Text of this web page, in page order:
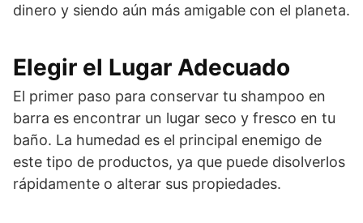
dinero y siendo aún más amigable con el planeta.
Elegir el Lugar Adecuado
El primer paso para conservar tu shampoo en
barra es encontrar un lugar seco y fresco en tu
baño. La humedad es el principal enemigo de
este tipo de productos, ya que puede disolverlos
rápidamente o alterar sus propiedades.